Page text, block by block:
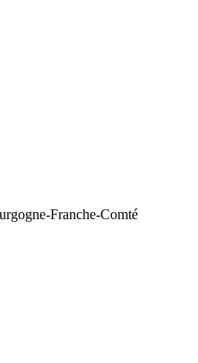
Franche-Comté